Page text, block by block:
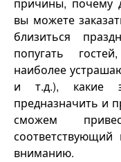
причины, почему
вы можете
близиться
попугать
наиболее
и т.д.), какие
предназначить и
сможем
вниманию.